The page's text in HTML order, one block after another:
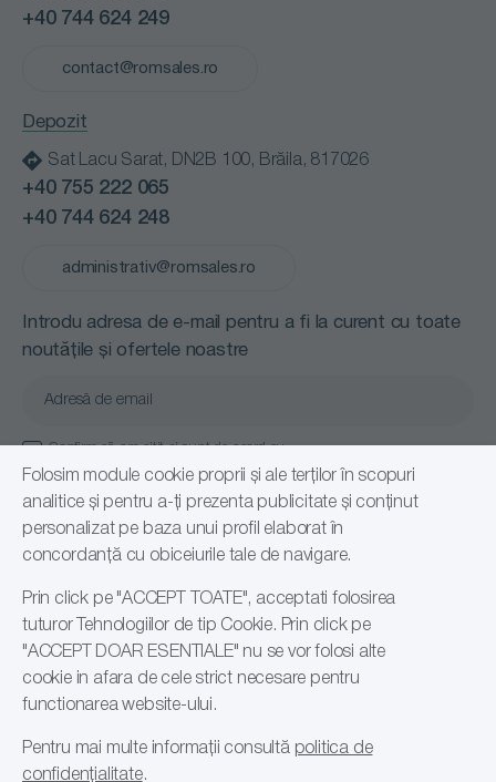
Retail
Transport
Politică de confidențialitate
+40 744 624 249
contact@romsales.ro
Depozit
Sat Lacu Sarat, DN2B 100, Brăila, 817026
+40 755 222 065
+40 744 624 248
administrativ@romsales.ro
Introdu adresa de e-mail pentru a fi la curent cu toate
noutățile și ofertele noastre
Confirm că am citit și sunt de acord cu
Politică de confidențialitate
Abonare
Folosim module cookie proprii și ale terților în scopuri
analitice și pentru a-ți prezenta publicitate și conținut
personalizat pe baza unui profil elaborat în
concordanță cu obiceiurile tale de navigare.
Prin click pe "ACCEPT TOATE", acceptati folosirea
tuturor Tehnologiilor de tip Cookie. Prin click pe
"ACCEPT DOAR ESENTIALE" nu se vor folosi alte
cookie in afara de cele strict necesare pentru
functionarea website-ului.
Pentru mai multe informații consultă politica de
confidențialitate.